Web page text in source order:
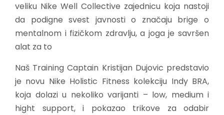
veliku Nike Well Collective zajednicu koja nastoji
da podigne svest javnosti o značaju brige o
mentalnom i fizičkom zdravlju, a joga je savršen
alat za to
Naš Training Captain Kristijan Dujovic predstavio
je novu Nike Holistic Fitness kolekciju Indy BRA,
koja dolazi u nekoliko varijanti – low, medium i
hight support, i pokazao trikove za odabir